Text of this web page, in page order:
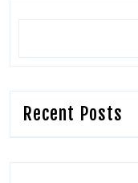
Recent Posts